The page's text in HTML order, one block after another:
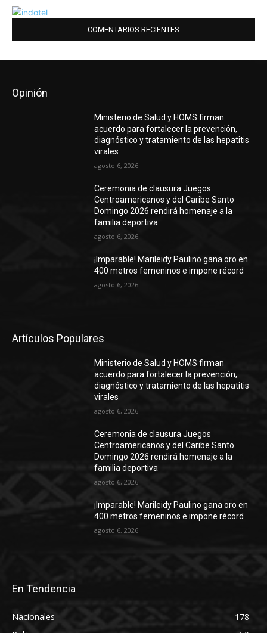
COMENTARIOS RECIENTES
Opinión
Ministerio de Salud y HOMS firman
acuerdo para fortalecer la prevención,
diagnóstico y tratamiento de las hepatitis
virales
agosto 6, 2026
Ceremonia de clausura Juegos
Centroamericanos y del Caribe Santo
Domingo 2026 rendirá homenaje a la
familia deportiva
agosto 6, 2026
¡Imparable! Marileidy Paulino gana oro en
400 metros femeninos e impone récord
agosto 6, 2026
Artículos Populares
Ministerio de Salud y HOMS firman
acuerdo para fortalecer la prevención,
diagnóstico y tratamiento de las hepatitis
virales
agosto 6, 2026
Ceremonia de clausura Juegos
Centroamericanos y del Caribe Santo
Domingo 2026 rendirá homenaje a la
familia deportiva
agosto 6, 2026
¡Imparable! Marileidy Paulino gana oro en
400 metros femeninos e impone récord
agosto 6, 2026
En Tendencia
Nacionales
178